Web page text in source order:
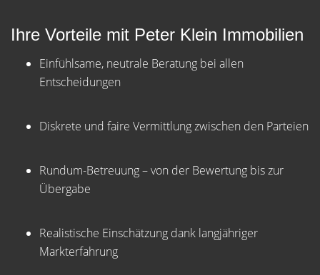
Ihre Vorteile mit Peter Klein Immobilien
Einfühlsame, neutrale Beratung bei allen
Entscheidungen
Diskrete und faire Vermittlung zwischen den Parteien
Rundum-Betreuung – von der Bewertung bis zur
Übergabe
Realistische Einschätzung dank langjähriger
Markterfahrung